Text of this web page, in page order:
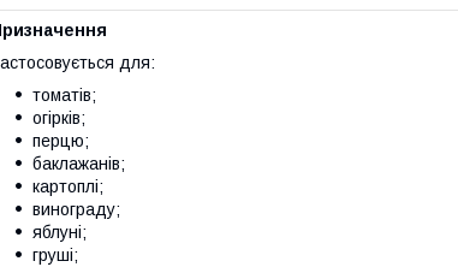
для:
томатів;
огірків;
перцю;
баклажанів;
картоплі;
винограду;
яблуні;
груші;